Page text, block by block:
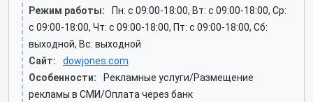
Режим работы:
Пн: c 09:00-18:00, Вт: c 09:00-18:00, Ср:
c 09:00-18:00, Чт: c 09:00-18:00, Пт: c 09:00-18:00, Сб:
выходной, Вс: выходной
Сайт:
dowjones.com
Особенности:
Рекламные услуги/Размещение
рекламы в СМИ/Оплата через банк